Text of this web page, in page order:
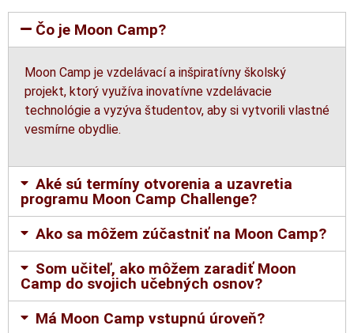
Čo je Moon Camp?
Moon Camp je vzdelávací a inšpiratívny školský
projekt, ktorý využíva inovatívne vzdelávacie
technológie a vyzýva študentov, aby si vytvorili vlastné
vesmírne obydlie.
Aké sú termíny otvorenia a uzavretia
programu Moon Camp Challenge?
Ako sa môžem zúčastniť na Moon Camp?
Som učiteľ, ako môžem zaradiť Moon
Camp do svojich učebných osnov?
Má Moon Camp vstupnú úroveň?